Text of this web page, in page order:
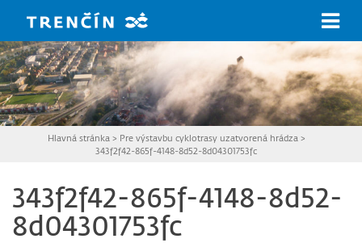
Hlavná stránka > Pre výstavbu cyklotrasy uzatvorená hrádza >
343f2f42-865f-4148-8d52-8d04301753fc
343f2f42-865f-4148-8d52-
8d04301753fc